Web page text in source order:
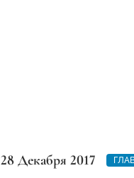
28 Декабря 2017